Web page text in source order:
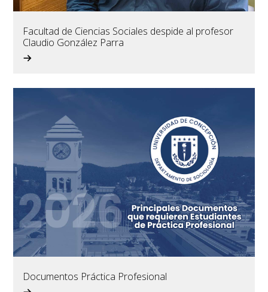
Facultad de Ciencias Sociales despide al profesor
Claudio González Parra
Documentos Práctica Profesional